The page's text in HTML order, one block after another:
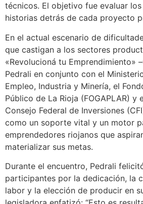
técnicos. El objetivo fue evaluar
historias detrás de cada proyecto
En el actual escenario de
que castigan a los sectores
«Revolucioná tu Emprendimiento»
Pedrali en conjunto con el
Empleo, Industria y Minería, el
Público de La Rioja (FOGAPLAR) y
Consejo Federal de Inversiones
como un soporte vital y un motor
emprendedores riojanos que
materializar sus metas.
Durante el encuentro, Pedrali
participantes por la dedicación, la
labor y la elección de producir en